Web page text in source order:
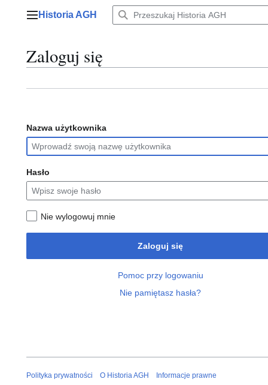
Menu główne
Historia AGH
Zaloguj się
Nazwa użytkownika
Hasło
Nie wylogowuj mnie
Zaloguj się
Pomoc przy logowaniu
Nie pamiętasz hasła?
Polityka prywatności O Historia AGH Informacje prawne